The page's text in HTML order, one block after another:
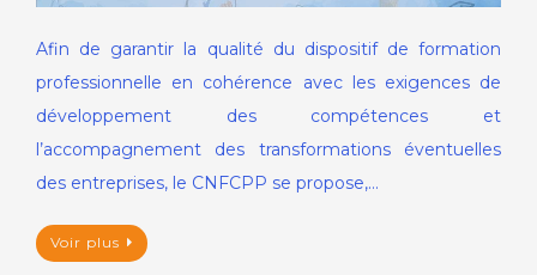
Afin de garantir la qualité du dispositif de formation
professionnelle en cohérence avec les exigences de
développement des compétences et
l’accompagnement des transformations éventuelles
des entreprises, le CNFCPP se propose,…
Voir plus